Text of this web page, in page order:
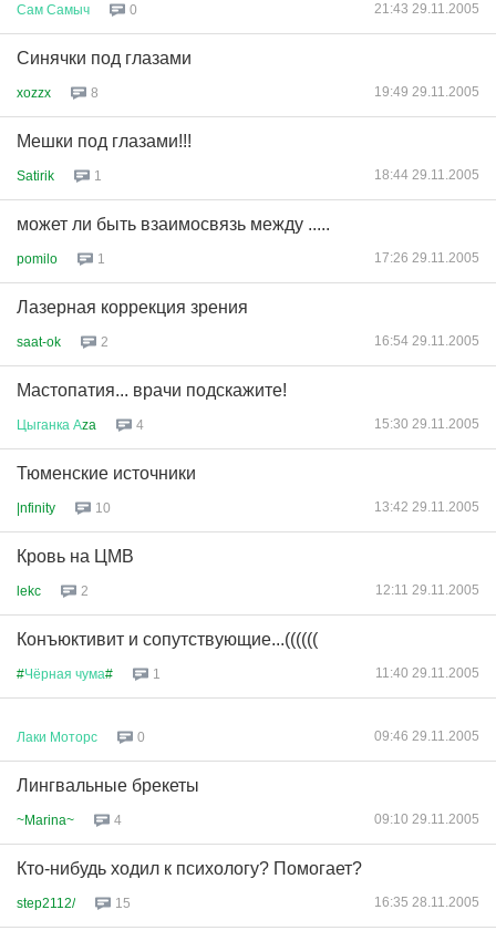
Сам Самыч 0 21:43 29.11.2005
Синячки под глазами
xozzx 8 19:49 29.11.2005
Мешки под глазами!!!
Satirik 1 18:44 29.11.2005
может ли быть взаимосвязь между .....
pomilo 1 17:26 29.11.2005
Лазерная коррекция зрения
saat-ok 2 16:54 29.11.2005
Мастопатия... врачи подскажите!
Цыганка Аza 4 15:30 29.11.2005
Тюменские источники
|nfinity 10 13:42 29.11.2005
Кровь на ЦМВ
lekc 2 12:11 29.11.2005
Конъюктивит и сопутствующие...((((((
#Чёрная чума# 1 11:40 29.11.2005
Лаки Моторс 0 09:46 29.11.2005
Лингвальные брекеты
~Marina~ 4 09:10 29.11.2005
Кто-нибудь ходил к психологу? Помогает?
step2112/ 15 16:35 28.11.2005